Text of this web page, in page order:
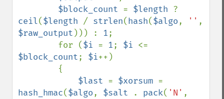
$block_count = $length
ceil($length / strlen(hash($algo, ''
$raw_output ))) : 1;
        for (
$i = 1; $i
$block_count; $i++)
$last = $xorsum
hash_hmac($algo, $salt . pack( 'N'